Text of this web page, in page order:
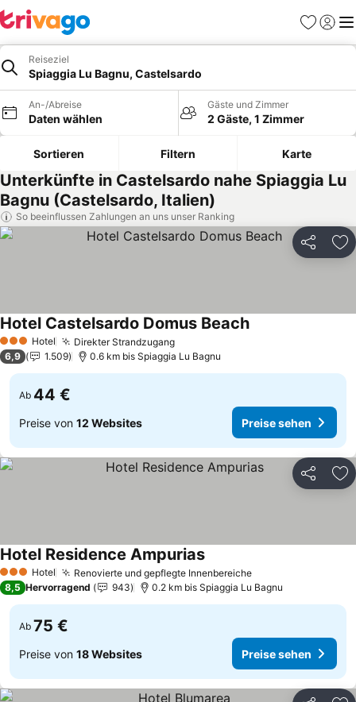
Favoriten
Reiseziel
Spiaggia Lu Bagnu, Castelsardo
An-/Abreise
Daten wählen
Gäste und Zimmer
2 Gäste, 1 Zimmer
Sortieren Filtern Karte
Unterkünfte in Castelsardo nahe Spiaggia Lu
Bagnu (Castelsardo, Italien)
So beeinflussen Zahlungen an uns unser Ranking
Teilen
3 SterneHotel Direkter Strandzugang
Hotel Castelsardo Domus Beach
6,9 1.509 0.6 km bis Spiaggia Lu Bagnu
Ab 44 €
Preise von 12 Websites Preise sehen
Teilen
3 SterneHotel Renovierte und gepflegte Innenbereiche
Hotel Residence Ampurias
8,5 Hervorragend 943 0.2 km bis Spiaggia Lu Bagnu
Ab 75 €
Preise von 18 Websites Preise sehen